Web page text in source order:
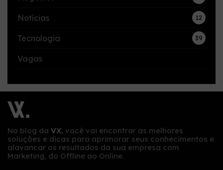
Notícias 12
Tecnologia 39
Vagas
No blog da VX, você vai encontrar as melhores
soluções e dicas para aprimorar seus conhecimentos e
alavancar os resultados da sua empresa com
Marketing, do Offline ao Online.